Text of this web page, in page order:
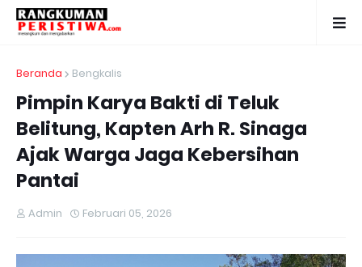
Beranda Bengkalis
Pimpin Karya Bakti di Teluk
Belitung, Kapten Arh R. Sinaga
Ajak Warga Jaga Kebersihan
Pantai
Admin Februari 05, 2026